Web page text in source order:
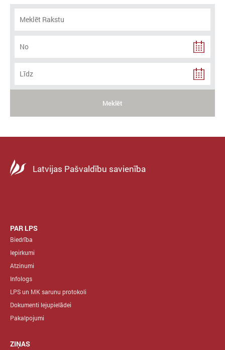
Meklēt
Latvijas Pašvaldību savienība
PAR LPS
Biedrība
Iepirkumi
Atzinumi
Infologs
LPS un MK sarunu protokoli
Dokumenti lejupielādei
Pakalpojumi
ZIŅAS